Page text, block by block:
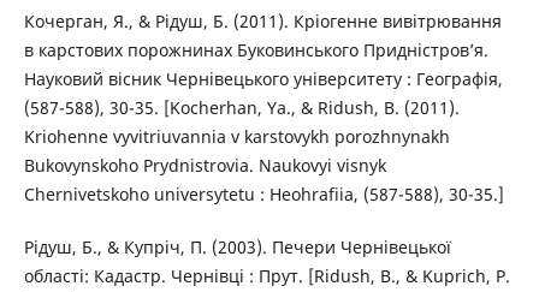
Кочерган, Я., & Рідуш, Б. (2011). Кріогенне вивітрювання
в карстових порожнинах Буковинського Придністров’я.
Науковий вісник Чернівецького університету : Географія,
(587-588), 30-35. [Kocherhan, Ya., & Ridush, B. (2011).
Kriohenne vyvitriuvannia v karstovykh porozhnynakh
Bukovynskoho Prydnistrovia. Naukovyi visnyk
Chernivetskoho universytetu : Heohrafiia, (587-588), 30-35.]
Рідуш, Б., & Купріч, П. (2003). Печери Чернівецької
області: Кадастр. Чернівці : Прут. [Ridush, B., & Kuprich, P.